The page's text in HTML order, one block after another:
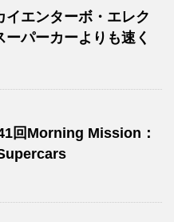
イエンターボ・エレク
ーパーカーよりも速く
回Morning Mission：